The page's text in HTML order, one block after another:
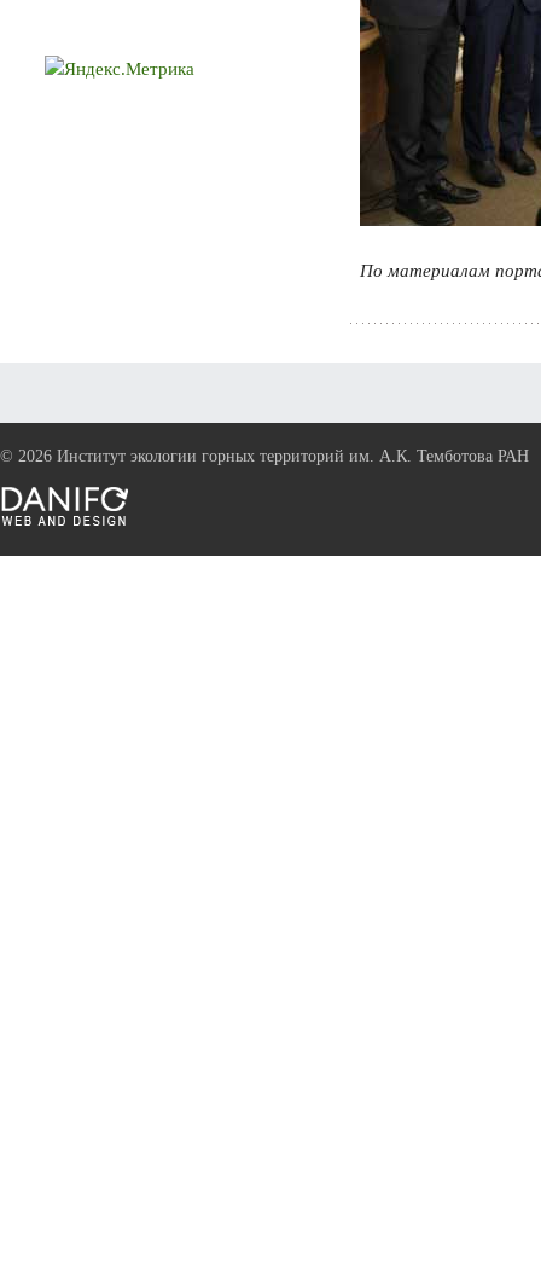
По материалам
© 2026 Институт экологии горных территорий им. А.К. Темботова РАН